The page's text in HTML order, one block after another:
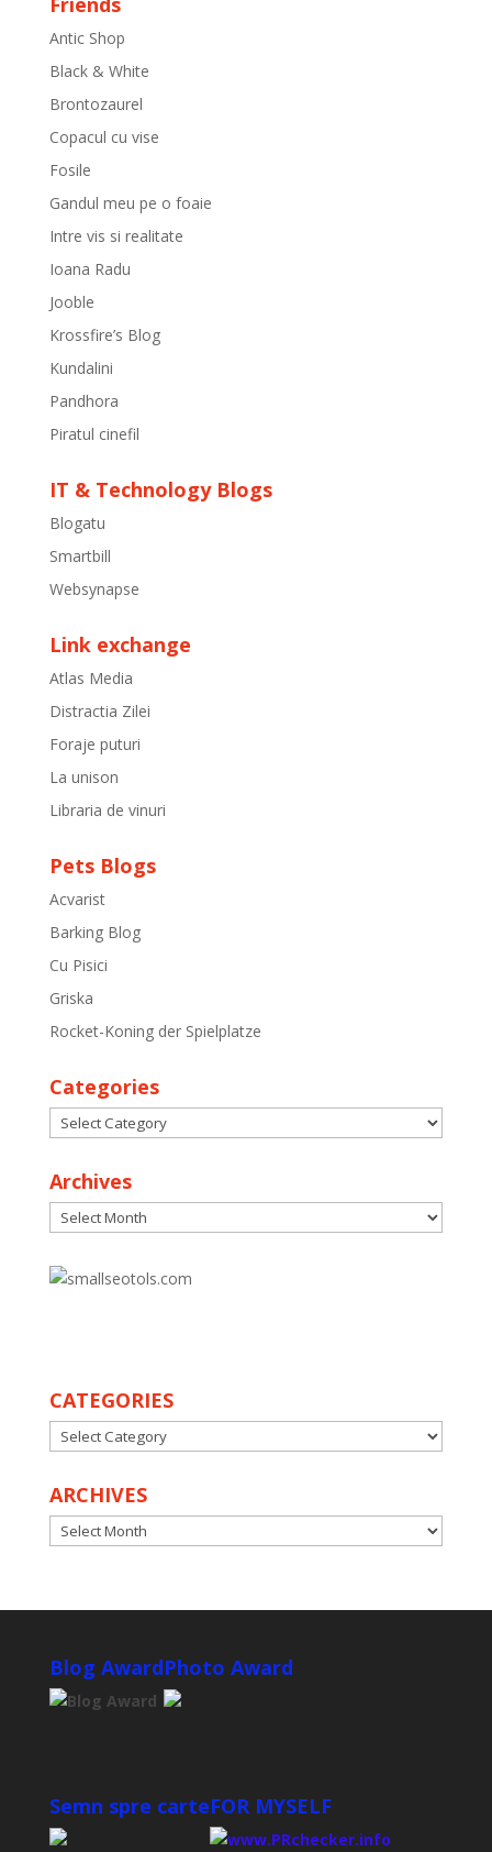
Antic Shop
Black & White
Brontozaurel
Copacul cu vise
Fosile
Gandul meu pe o foaie
Intre vis si realitate
Ioana Radu
Jooble
Krossfire’s Blog
Kundalini
Pandhora
Piratul cinefil
IT & Technology Blogs
Blogatu
Smartbill
Websynapse
Link exchange
Atlas Media
Distractia Zilei
Foraje puturi
La unison
Libraria de vinuri
Pets Blogs
Acvarist
Barking Blog
Cu Pisici
Griska
Rocket-Koning der Spielplatze
Categories
Categories
Archives
Archives
CATEGORIES
CATEGORIES
ARCHIVES
ARCHIVES
Blog AwardPhoto Award
Semn spre carteFOR MYSELF